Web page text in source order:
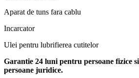
Aparat de tuns fara cablu
Incarcator
Ulei pentru lubrifierea cutitelor
Garantie 24 luni pentru persoane fizice
persoane juridice.